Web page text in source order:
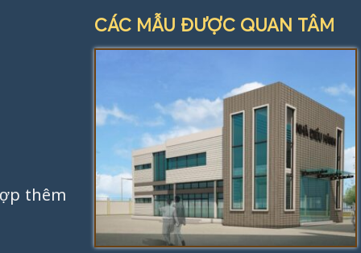
thêm
CÁC MẪU ĐƯỢC QUAN TÂM